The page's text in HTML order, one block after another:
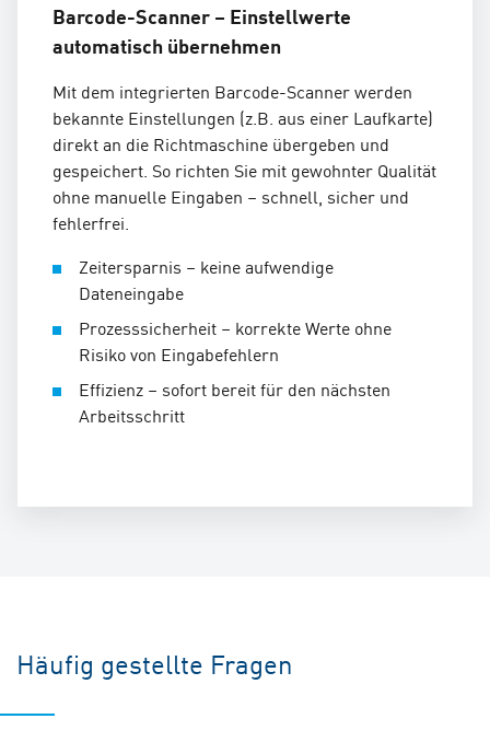
Barcode-Scanner – Einstellwerte
automatisch übernehmen
Mit dem integrierten Barcode-Scanner werden
bekannte Einstellungen (z.B. aus einer Laufkarte)
direkt an die Richtmaschine übergeben und
gespeichert. So richten Sie mit gewohnter Qualität
ohne manuelle Eingaben – schnell, sicher und
fehlerfrei.
Zeitersparnis – keine aufwendige
Dateneingabe
Prozesssicherheit – korrekte Werte ohne
Risiko von Eingabefehlern
Effizienz – sofort bereit für den nächsten
Arbeitsschritt
Häufig gestellte Fragen